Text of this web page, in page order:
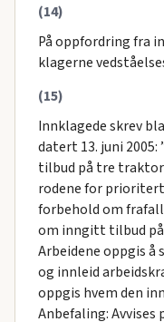
(14)
På oppfordring fra
klagerne
(15)
Innklagede skrev
datert 13. juni
tilbud på tre
rodene for
forbehold om frafall
om inngitt tilbud
Arbeidene oppgis å
og innleid
oppgis hvem den
Anbefaling: